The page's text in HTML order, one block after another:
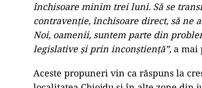
închisoare minim trei luni. Să se
contravenție, închisoare direct, să ne
Noi, oamenii, suntem parte din
legislative și prin inconștiență”, a mai
Aceste propuneri vin ca răspuns la